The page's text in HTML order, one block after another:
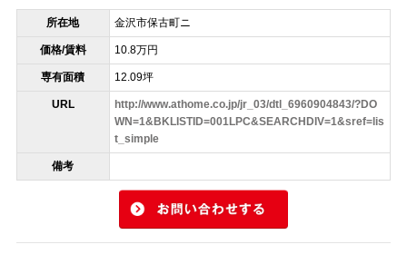
所在地 金沢市保古町ニ
価格/賃料 10.8万円
専有面積 12.09坪
URL
http://www.athome.co.jp/jr_03/dtl_6960904843/?DO
WN=1&BKLISTID=001LPC&SEARCHDIV=1&sref=lis
t_simple
備考